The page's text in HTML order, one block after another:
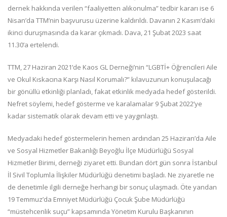
dernek hakkında verilen “faaliyetten alıkonulma” tedbir kararı ise 6
Nisan’da TTM’nin başvurusu üzerine kaldırıldı. Davanın 2 Kasım’daki
ikinci duruşmasında da karar çıkmadı. Dava, 21 Şubat 2023 saat
11.30’a ertelendi.
TTM, 27 Haziran 2021’de Kaos GL Derneği’nin “LGBTİ+ Öğrencileri Aile
ve Okul Kıskacına Karşı Nasıl Korumalı?” kılavuzunun konuşulacağı
bir gönüllü etkinliği planladı, fakat etkinlik medyada hedef gösterildi.
Nefret söylemi, hedef gösterme ve karalamalar 9 Şubat 2022’ye
kadar sistematik olarak devam etti ve yaygınlaştı.
Medyadaki hedef göstermelerin hemen ardından 25 Haziran’da Aile
ve Sosyal Hizmetler Bakanlığı Beyoğlu İlçe Müdürlüğü Sosyal
Hizmetler Birimi, derneği ziyaret etti. Bundan dört gün sonra İstanbul
İl Sivil Toplumla İlişkiler Müdürlüğü denetimi başladı. Ne ziyaretle ne
de denetimle ilgili derneğe herhangi bir sonuç ulaşmadı. Öte yandan
19 Temmuz’da Emniyet Müdürlüğü Çocuk Şube Müdürlüğü
“müstehcenlik suçu” kapsamında Yönetim Kurulu Başkanının